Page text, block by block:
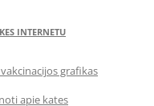
INTERNETU
grafikas
apie kates